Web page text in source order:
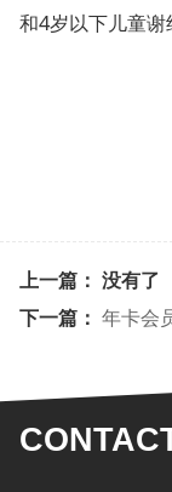
和4岁以下儿童谢
上一篇： 没有了
下一篇： 年卡会员